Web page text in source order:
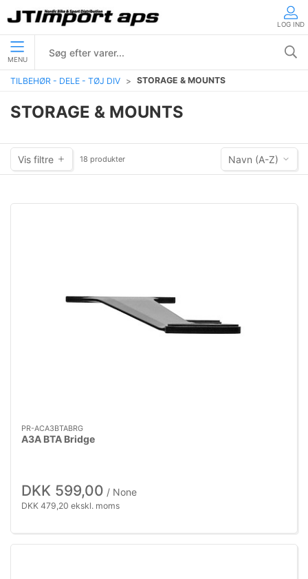
LOG IND
MENU
TILBEHØR - DELE - TØJ DIV STORAGE & MOUNTS
STORAGE & MOUNTS
Vis filtre 18 produkter Navn (A-Z)
PR-ACA3BTABRG
A3A BTA Bridge
DKK 599,00 / None
DKK 479,20 ekskl. moms